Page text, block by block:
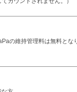
の維持管理料は無料とな